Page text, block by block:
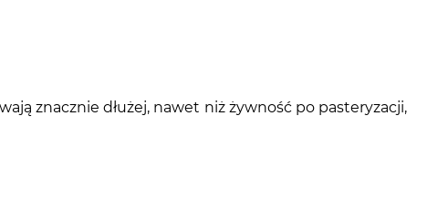
znacznie dłużej, nawet niż żywność po pasteryzacji,